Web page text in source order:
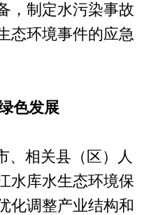
，制定水污染事故
态环境事件的应急
色发展
、相关县（区）人
水库水生态环境保
化调整产业结构和